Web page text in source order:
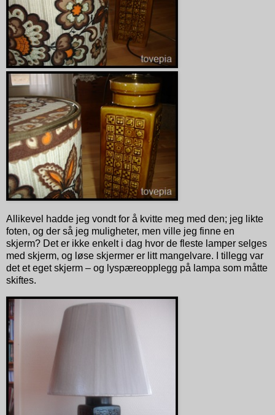
Allikevel hadde jeg vondt for å kvitte meg med den; jeg likte
foten, og der så jeg muligheter, men ville jeg finne en
skjerm? Det er ikke enkelt i dag hvor de fleste lamper selges
med skjerm, og løse skjermer er litt mangelvare. I tillegg var
det et eget skjerm – og lyspæreopplegg på lampa som måtte
skiftes.